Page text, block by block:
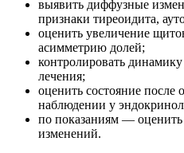
выявить диффузные
признаки тиреоидита,
оценить увеличение
асимметрию долей;
контролировать
лечения;
оценить состояние
наблюдении у
по показаниям — оценить
изменений.